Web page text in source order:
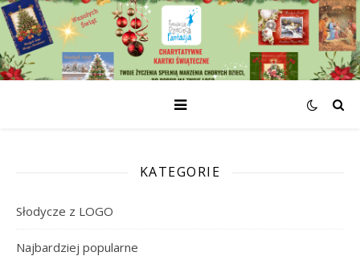
KATEGORIE
Słodycze z LOGO
Najbardziej popularne